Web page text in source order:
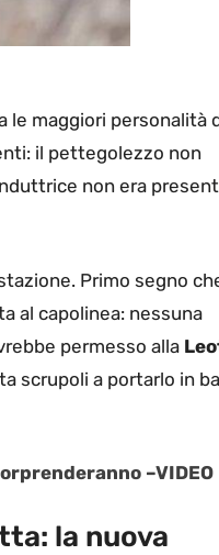
le maggiori personalità
il pettegolezzo non
non era
Primo segno
al capolinea: nessuna
permesso alla
scrupoli a portarlo in
–VIDEO
la nuova